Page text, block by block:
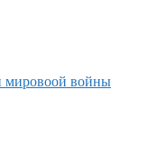
мировоой войны